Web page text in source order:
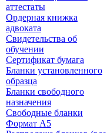
аттестаты
Ордерная книжка
адвоката
Свидетельства об
обучении
Сертификат бумага
Бланки установленного
образца
Бланки свободного
назначения
Свободные бланки
Формат А5